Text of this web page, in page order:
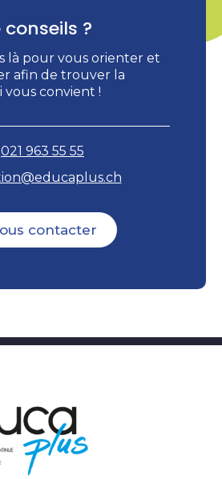
conseils ?
là pour vous orienter et
afin de trouver la
convient !
021 963 55 55
contacter